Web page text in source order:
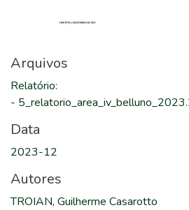
Arquivos
Relatório:
-
Data
2023-12
Autores
TROIAN, Guilherme Casarotto